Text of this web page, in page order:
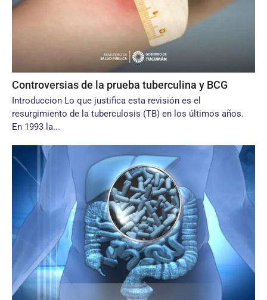
Controversias de la prueba tuberculina y BCG
Introduccion Lo que justifica esta revisión es el
resurgimiento de la tuberculosis (TB) en los últimos años.
En 1993 la...